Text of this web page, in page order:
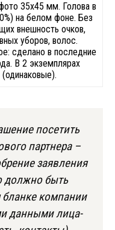
35х45 мм. Голова в
на белом фоне. Без
внешность очков,
уборов, волос.
сделано в последние
В 2 экземплярах
(одинаковые).
посетить
партнера –
заявления
должно быть
компании
данными лица-